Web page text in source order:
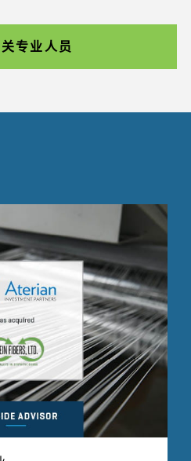
专业人员